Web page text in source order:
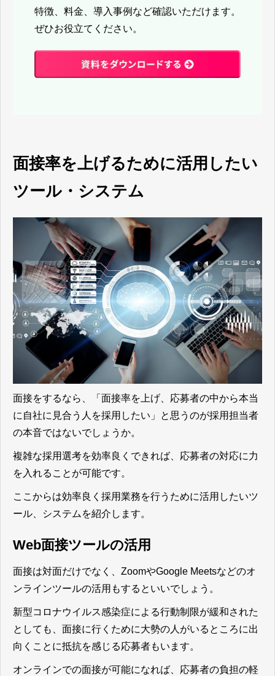
特徴、料金、導入事例など確認いただけます。
​​​​​​​ぜひお役立てください。
面接率を上げるために活用したい
ツール・システム
面接をするなら、「面接率を上げ、応募者の中から本当
に自社に見合う人を採用したい」と思うのが採用担当者
の本音ではないでしょうか。
複雑な採用選考を効率良くできれば、応募者の対応に力
を入れることが可能です。
ここからは効率良く採用業務を行うために活用したいツ
ール、システムを紹介します。
Web面接ツールの活用
面接は対面だけでなく、ZoomやGoogle Meetsなどのオ
ンラインツールの活用もするといいでしょう。
新型コロナウイルス感染症による行動制限が緩和された
としても、面接に行くために大勢の人がいるところに出
向くことに抵抗を感じる応募者もいます。
オンラインでの面接が可能になれば、応募者の負担の軽